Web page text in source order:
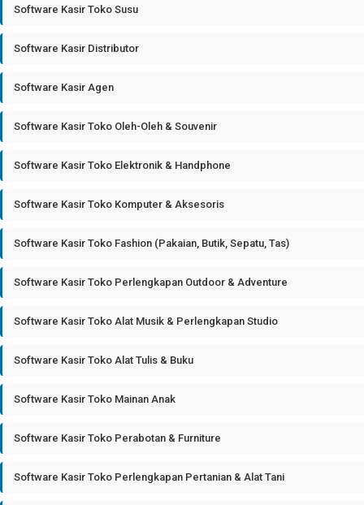
Software Kasir Toko Susu
Software Kasir Distributor
Software Kasir Agen
Software Kasir Toko Oleh-Oleh & Souvenir
Software Kasir Toko Elektronik & Handphone
Software Kasir Toko Komputer & Aksesoris
Software Kasir Toko Fashion (Pakaian, Butik, Sepatu, Tas)
Software Kasir Toko Perlengkapan Outdoor & Adventure
Software Kasir Toko Alat Musik & Perlengkapan Studio
Software Kasir Toko Alat Tulis & Buku
Software Kasir Toko Mainan Anak
Software Kasir Toko Perabotan & Furniture
Software Kasir Toko Perlengkapan Pertanian & Alat Tani